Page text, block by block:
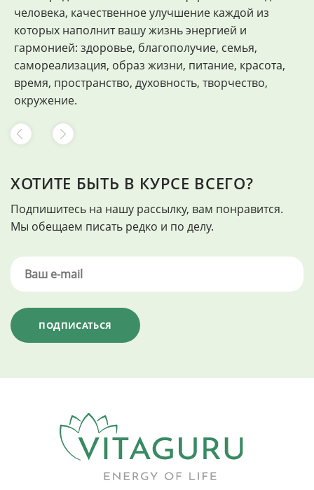
человека, качественное улучшение каждой из
которых наполнит вашу жизнь энергией и
гармонией: здоровье, благополучие, семья,
самореализация, образ жизни, питание, красота,
время, пространство, духовность, творчество,
окружение.
ХОТИТЕ БЫТЬ В КУРСЕ ВСЕГО?
Подпишитесь на нашу рассылку, вам понравится.
Мы обещаем писать редко и по делу.